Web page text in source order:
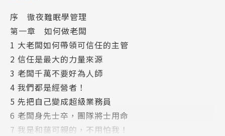
程，看到自己問題的可能解方。一個問題在某家公司發
生，很有可能也會在其他公司出現類似的狀況，因此，
別人的管理經驗就能借鏡參考。
在本書中，何飛鵬以其職場40年的豐富經歷，淬鍊出5
9則給CEO與主管的真心話，每一篇文章都有故事、有
場景、有解決方案、有啟發，當中並無所謂的標準答
案，但希望能協助領導者撥雲見日。
序 徹夜難眠學管理
第一章 如何做老闆
1 大老闆如何帶領可信任的主管
2 信任是最大的力量來源
3 老闆千萬不要好為人師
4 我們都是經營者！
5 先把自己變成超級業務員
6 老闆身先士卒，團隊將士用命
7 我是和藹可親的，不用怕我！